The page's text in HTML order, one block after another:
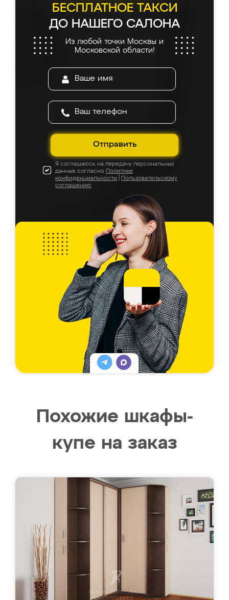
БЕСПЛАТНОЕ ТАКСИ
ДО НАШЕГО САЛОНА
Из любой точки Москвы и
Московской области!
Отправить
Я соглашаюсь на передачу персональных
данных согласно Политике
конфиденциальности
Пользовательскому
соглашению
Похожие шкафы-
купе на заказ